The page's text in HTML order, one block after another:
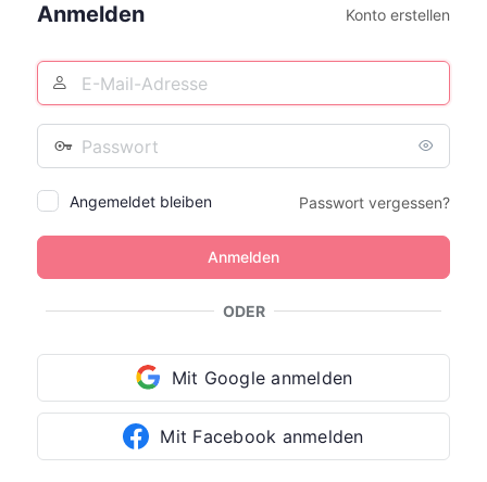
Anmelden Konto erstellen
E-
Mail-
Passwort
Angemeldet bleiben Passwort vergessen?
ODER
Mit Google anmelden
Mit Facebook anmelden